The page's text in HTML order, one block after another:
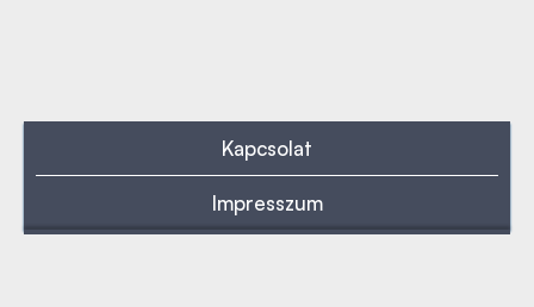
Kapcsolat
Impresszum